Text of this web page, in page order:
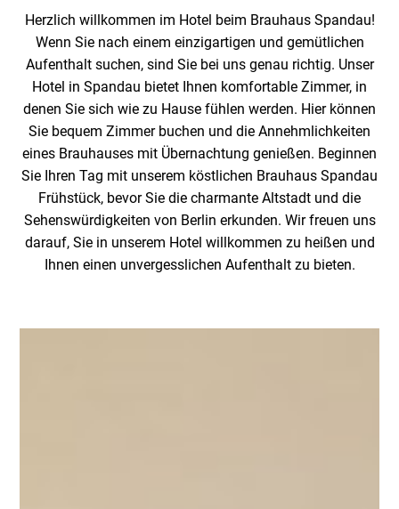
Herzlich willkommen im Hotel beim Brauhaus Spandau!
Wenn Sie nach einem einzigartigen und gemütlichen
Aufenthalt suchen, sind Sie bei uns genau richtig. Unser
Hotel in Spandau bietet Ihnen komfortable Zimmer, in
denen Sie sich wie zu Hause fühlen werden. Hier können
Sie bequem Zimmer buchen und die Annehmlichkeiten
eines Brauhauses mit Übernachtung genießen. Beginnen
Sie Ihren Tag mit unserem köstlichen Brauhaus Spandau
Frühstück, bevor Sie die charmante Altstadt und die
Sehenswürdigkeiten von Berlin erkunden. Wir freuen uns
darauf, Sie in unserem Hotel willkommen zu heißen und
Ihnen einen unvergesslichen Aufenthalt zu bieten.